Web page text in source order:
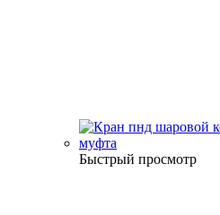
Быстрый просмотр